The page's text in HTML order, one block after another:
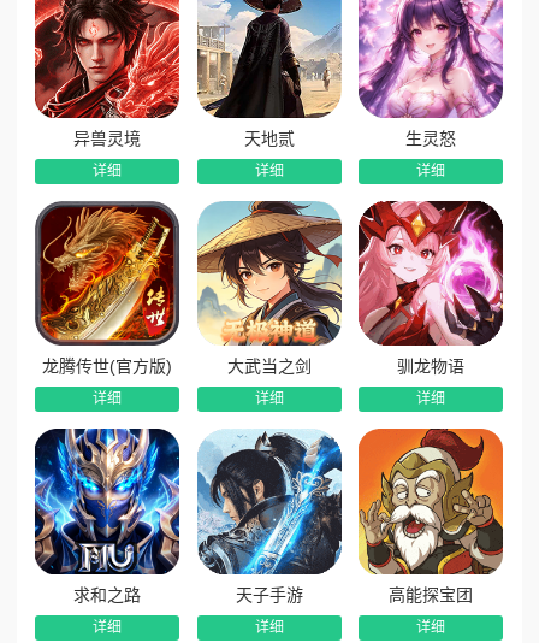
异兽灵境
详细
天地贰
详细
生灵怒
详细
龙腾传世(官方版)
详细
大武当之剑
详细
驯龙物语
详细
求和之路
详细
天子手游
详细
高能探宝团
详细